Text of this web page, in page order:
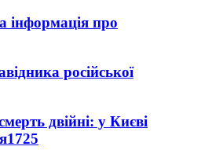
інформація про
російської
двійні: у Києві
1725